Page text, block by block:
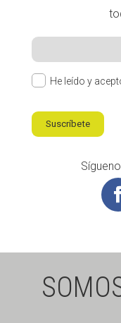
He leído y
Suscríbete